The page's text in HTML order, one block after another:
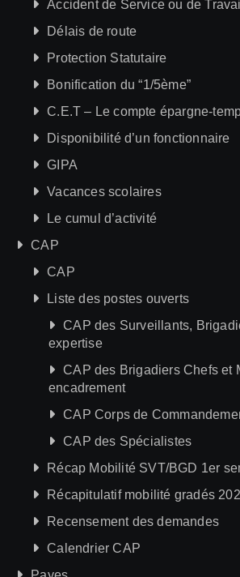
Accident de Service ou de Travail
Délais de route
Protection Statutaire
Bonification du “1/5ème”
C.E.T – Le compte épargne-
Disponibilité d’un fonctionnaire
GIPA
Vacances scolaires
Le cumul d’activité
CAP
CAP
Liste des postes ouverts
CAP des Surveillants,
expertise
CAP des Brigadiers Chefs et
encadrement
CAP Corps de
CAP des Spécialistes
Récap Mobilité SVT/BGD 1er
Récapitulatif mobilité gradés
Recensement des demandes
Calendrier CAP